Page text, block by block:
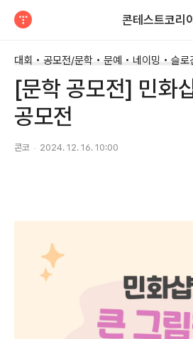
콘테스트코리
대회 • 공모전/문학 • 문예 • 네이밍 • 슬로
[문학 공모전] 민화
공모전
콘코 2024. 12. 16. 10:00